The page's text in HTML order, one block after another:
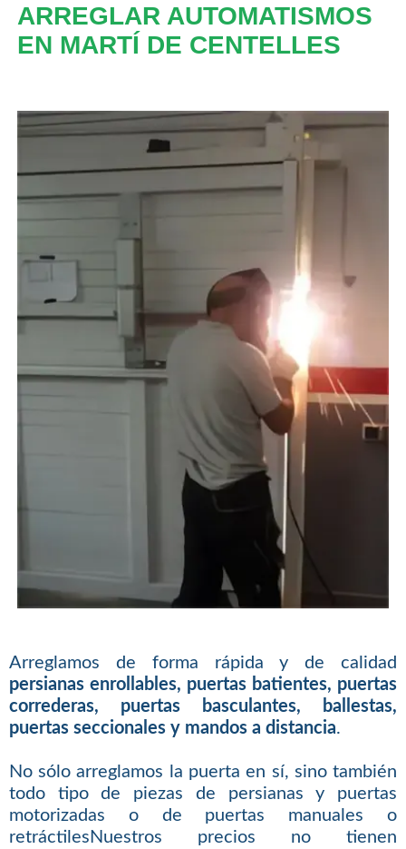
ARREGLAR AUTOMATISMOS
EN MARTÍ DE CENTELLES
Arreglamos de forma rápida y de calidad
persianas enrollables, puertas batientes, puertas
correderas, puertas basculantes, ballestas,
puertas seccionales y mandos a distancia.
No sólo arreglamos la puerta en sí, sino también
todo tipo de piezas de persianas y puertas
motorizadas o de puertas manuales o
retráctilesNuestros precios no tienen